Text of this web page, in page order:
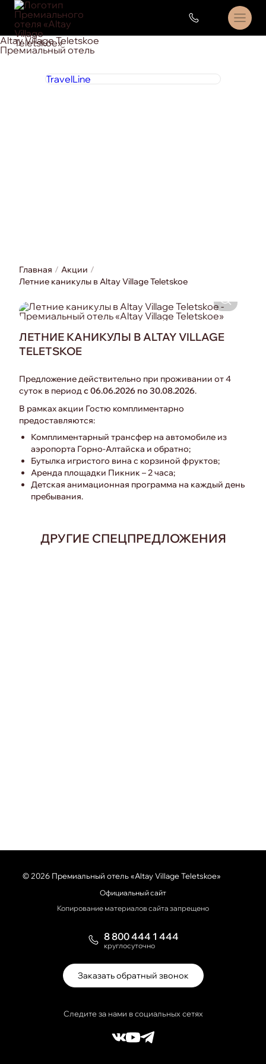
Altay Village Teletskoe
Премиальный отель
TravelLine
Главная
Акции
Летние каникулы в Altay Village Teletskoe
ЛЕТНИЕ КАНИКУЛЫ В ALTAY VILLAGE
TELETSKOE
Предложение действительно при проживании от 4
суток в периодс 06.06.2026 по30.08.2026.
В рамках акции Гостю комплиментарно
предоставляются:
Комплиментарный трансфер на автомобиле из
аэропорта Горно-Алтайска и обратно;
Бутылка игристого вина с корзиной фруктов;
Аренда площадки Пикник – 2 часа;
Детская анимационная программа на каждый день
пребывания.
ДРУГИЕ СПЕЦПРЕДЛОЖЕНИЯ
© 2026 Премиальный отель «Altay Village Teletskoe»
Официальный сайт
Копирование материалов сайта запрещено
8 800 444 1 444
круглосуточно
Заказать обратный звонок
Следите за нами в социальных сетях